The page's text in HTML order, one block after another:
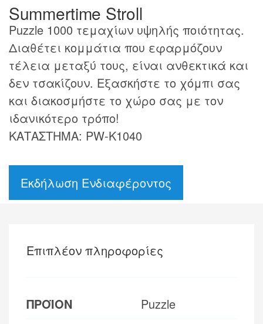
Summertime Stroll
Puzzle 1000 τεμαχίων υψηλής ποιότητας.
Διαθέτει κομμάτια που εφαρμόζουν
τέλεια μεταξύ τους, είναι ανθεκτικά και
δεν τσακίζουν. Εξασκήστε το χόμπι σας
και διακοσμήστε το χώρο σας με τον
ιδανικότερο τρόπο!
ΚΑΤΑΣΤΗΜΑ: PW-K1040
Εκδήλωση Ενδιαφέροντος
Επιπλέον πληροφορίες
ΠΡΟΪΟΝ Puzzle